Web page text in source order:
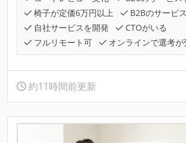
椅子が定価6万円以上
B2Bのサービ
自社サービスを開発
CTOがいる
フルリモート可
オンラインで選考が
約11時間前更新